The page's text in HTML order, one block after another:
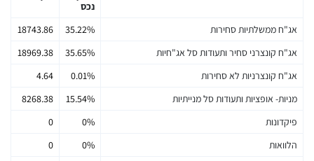
נכס
אג"ח ממשלתיות סחירות 35.22%
18743.86
אג"ח קונצרני סחיר ותעודות סל אג"חיות
35.65%
18969.38
אג"ח קונצרניות לא סחירות
0.01%
4.64
מניות- אופציות ותעודות סל מנייתיות
15.54%
8268.38
פיקדונות
0%
0
הלוואות
0%
0